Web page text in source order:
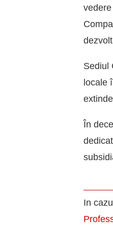
Sediul
locale
În
In